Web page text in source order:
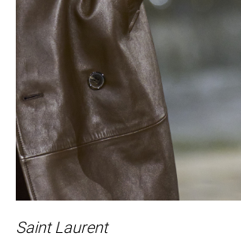
Saint Laurent